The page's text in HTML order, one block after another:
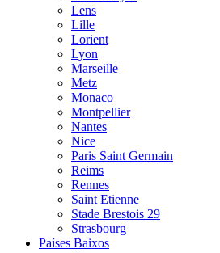
Lens
Lille
Lorient
Lyon
Marseille
Metz
Monaco
Montpellier
Nantes
Nice
Paris Saint Germain
Reims
Rennes
Saint Etienne
Stade Brestois 29
Strasbourg
Países Baixos